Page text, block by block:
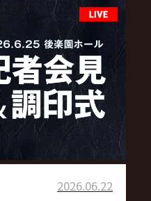
2026.06.22